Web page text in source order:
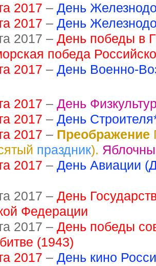
2017 – День
2017 – День
2017 – День победы в
победа
2017 – День Военно-
2017 – День
2017 – День
2017 – Преображение
праздник).
2017 – День Авиации
2017 – День
Федерации
2017 – День победы
(1943)
2017 – День кино